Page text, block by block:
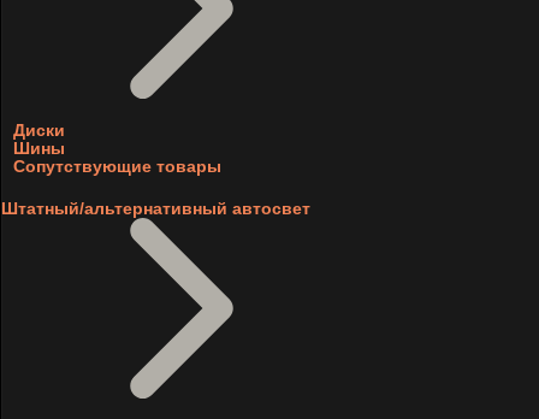
Диски
Шины
Сопутствующие товары
Штатный/альтернативный автосвет